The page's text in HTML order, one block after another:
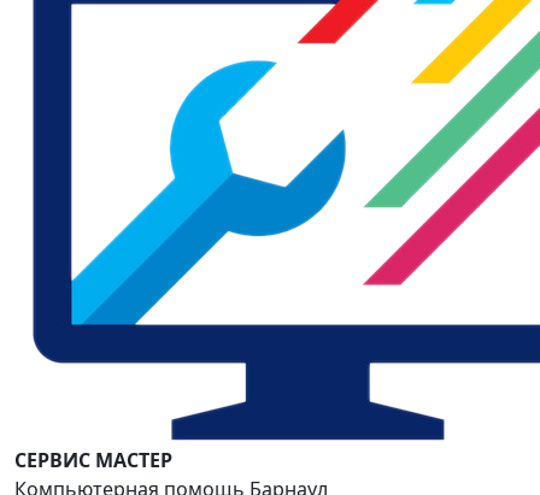
СЕРВИС МАСТЕР
Компьютерная помощь Барнаул